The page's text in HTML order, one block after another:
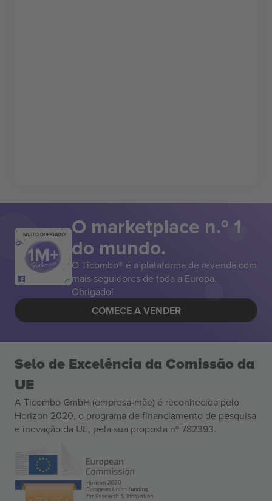
MUITO OBRIGADO! O marketplace n.º 1
do mundo.
O Ticombo® é a plataforma de revenda com
mais seguidores de toda a Europa.
Obrigado!
COMECE A VENDER
Selo de Excelência da Comissão da
UE
A Ticombo GmbH (empresa-mãe) é reconhecida pelo
Horizon 2020, o programa de financiamento de pesquisa
e inovação da UE, pela sua proposta nº 782393.